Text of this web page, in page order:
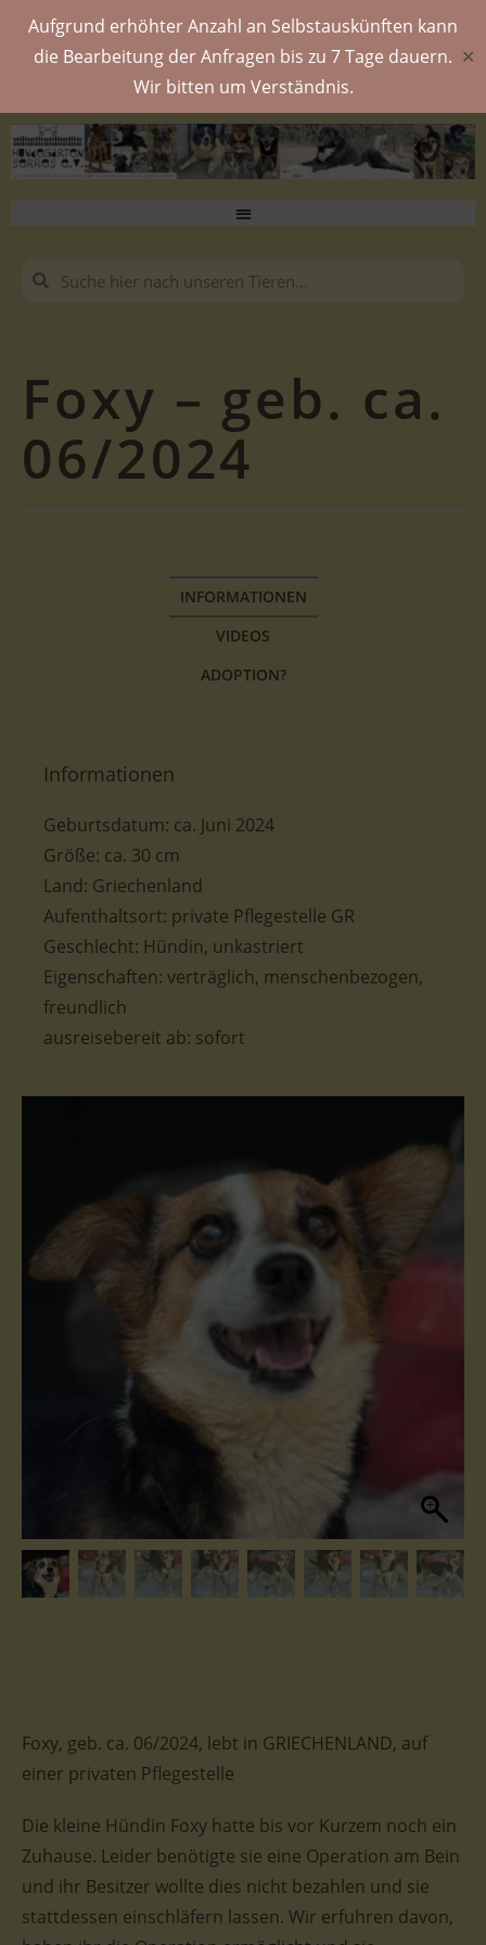
Aufgrund erhöhter Anzahl an Selbstauskünften kann
die Bearbeitung der Anfragen bis zu 7 Tage dauern.
Wir bitten um Verständnis.
✕
Foxy – geb. ca.
06/2024
INFORMATIONEN
VIDEOS
ADOPTION?
Informationen
Geburtsdatum: ca. Juni 2024
Größe: ca. 30 cm
Land: Griechenland
Aufenthaltsort: private Pflegestelle GR
Geschlecht: Hündin, unkastriert
Eigenschaften: verträglich, menschenbezogen,
freundlich
ausreisebereit ab: sofort
Foxy, geb. ca. 06/2024, lebt in GRIECHENLAND, auf
einer privaten Pflegestelle
Die kleine Hündin Foxy hatte bis vor Kurzem noch ein
Zuhause. Leider benötigte sie eine Operation am Bein
und ihr Besitzer wollte dies nicht bezahlen und sie
stattdessen einschläfern lassen. Wir erfuhren davon,